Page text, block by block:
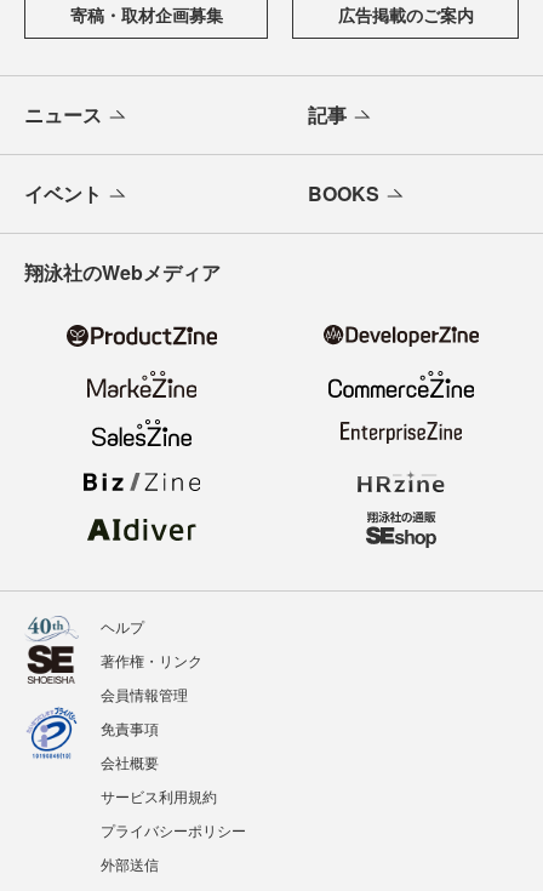
寄稿・取材企画募集 広告掲載のご案内
ニュース 記事
イベント BOOKS
翔泳社のWebメディア
ヘルプ
著作権・リンク
会員情報管理
免責事項
会社概要
サービス利用規約
プライバシーポリシー
外部送信